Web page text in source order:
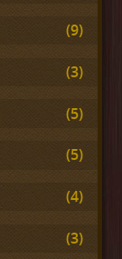
(9)
(3)
(5)
(5)
(4)
(3)